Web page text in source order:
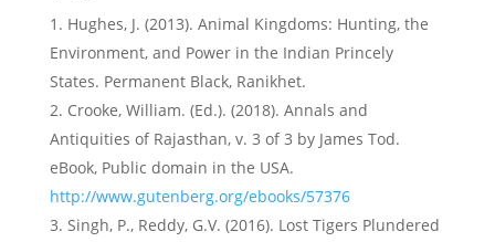
Hughes, J. (2013). Animal Kingdoms: Hunting, the
Environment, and Power in the Indian Princely
States. Permanent Black, Ranikhet.
Crooke, William. (Ed.). (2018). Annals and
Antiquities of Rajasthan, v. 3 of 3 by James Tod.
eBook, Public domain in the USA.
http://www.gutenberg.org/ebooks/57376
Singh, P., Reddy, G.V. (2016). Lost Tigers Plundered